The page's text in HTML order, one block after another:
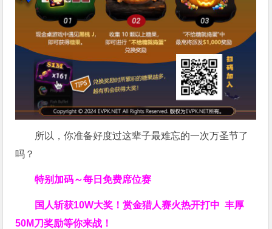
所以，你准备好度过这辈子最难忘的一次万圣节了
吗？
特别加码～每日免费席位赛
国人斩获10W大奖！赏金猎人赛火热开打中 丰厚
50M刀奖励等你来战！